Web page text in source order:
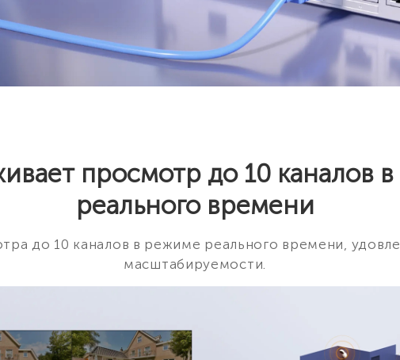
просмотр до 10 каналов
реального времени
до 10 каналов в режиме реального времени,
масштабируемости.